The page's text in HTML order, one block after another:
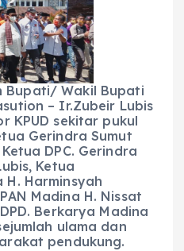
Bupati/ Wakil Bupati
– Ir.Zubeir Lubis
KPUD sekitar pukul
Gerindra Sumut
DPC. Gerindra
Ketua
H. Harminsyah
Madina H. Nissat
Berkarya Madina
ulama dan
pendukung.